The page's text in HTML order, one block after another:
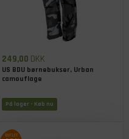
249,00 DKK
US BDU børnebukser, Urban
camouflage
På lager - Køb nu